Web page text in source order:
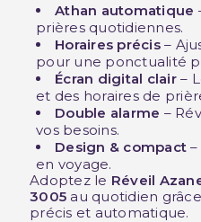
Athan automatique
prières quotidiennes.
Horaires précis–
pour une ponctualité
Écran digital clair–
et des horaires de
Double alarme –
vos besoins.
Design & compact
en voyage.
Adoptez le Réveil
3005 au quotidien
précis et automatique.